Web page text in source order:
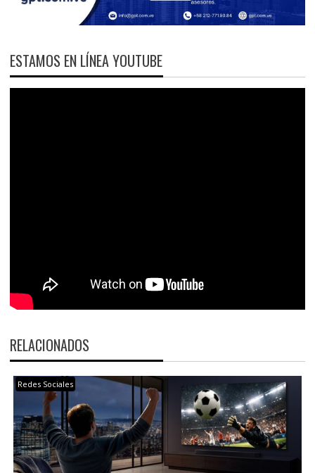
ESTAMOS EN LÍNEA YOUTUBE
RELACIONADOS
Redes Sociales